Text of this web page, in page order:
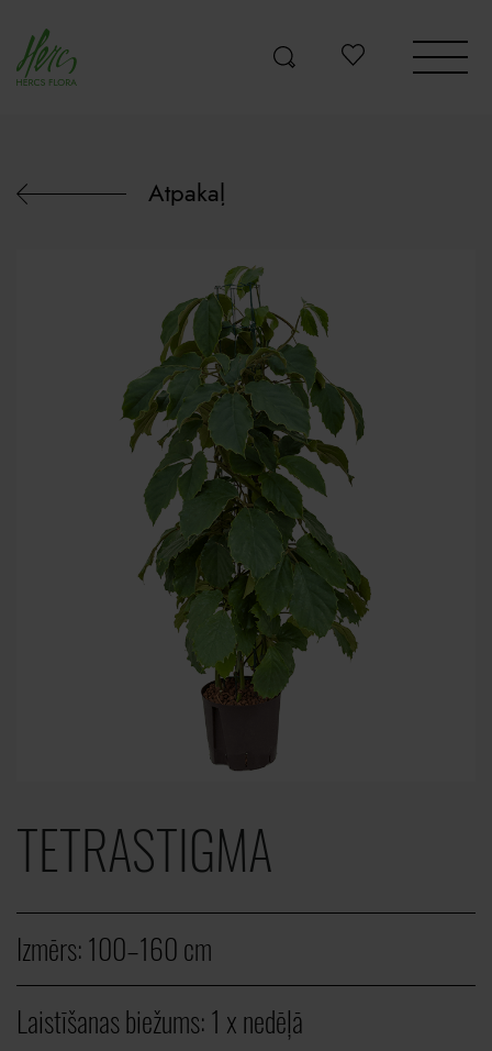
Atpakaļ
TETRASTIGMA
Izmērs:100–160 cm
Laistīšanas biežums:1 x nedēļā